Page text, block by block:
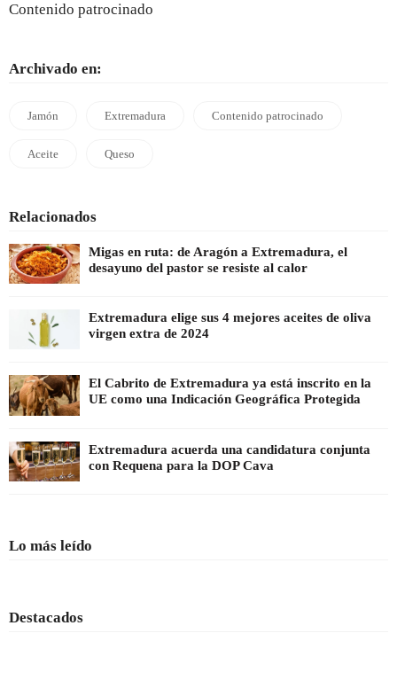
Contenido patrocinado
Archivado en:
Jamón Extremadura Contenido patrocinado
Aceite Queso
Relacionados
Migas en ruta: de Aragón a Extremadura, el
desayuno del pastor se resiste al calor
Extremadura elige sus 4 mejores aceites de oliva
virgen extra de 2024
El Cabrito de Extremadura ya está inscrito en la
UE como una Indicación Geográfica Protegida
Extremadura acuerda una candidatura conjunta
con Requena para la DOP Cava
Lo más leído
Destacados